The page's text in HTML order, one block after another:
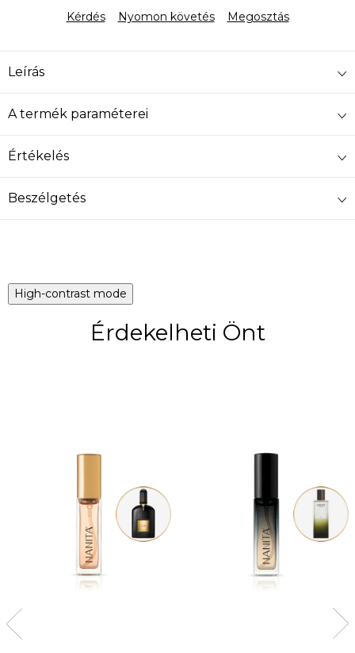
Kérdés Nyomon követés Megosztás
Leírás
A termék paraméterei
Értékelés
Beszélgetés
High-contrast mode
Érdekelheti Önt